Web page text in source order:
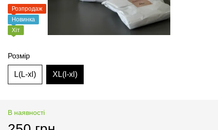
Розпродаж
Новинка
Хіт
Розмір
L(L-xl) XL(l-xl)
В наявності